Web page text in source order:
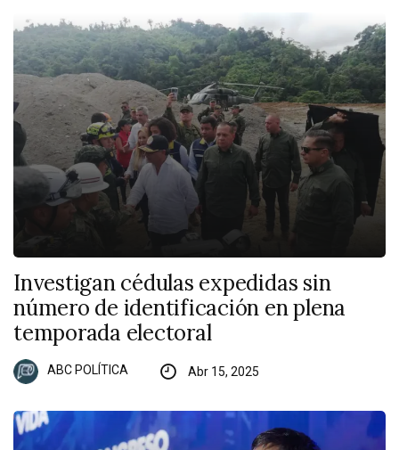
Investigan cédulas expedidas sin
número de identificación en plena
temporada electoral
ABC POLÍTICA Abr 15, 2025